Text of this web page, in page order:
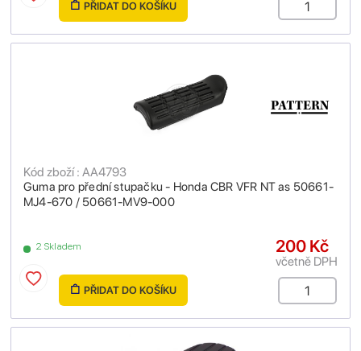
PŘIDAT DO KOŠÍKU
Guma pro přední stupačku - Honda CBR VFR NT as 50661-
MJ4-670 / 50661-MV9-000
Kód zboží : AA4793
2 Skladem 200 Kč
včetně DPH
PŘIDAT DO KOŠÍKU